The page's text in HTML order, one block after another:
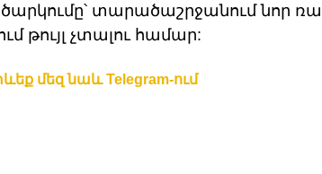
տարածաշրջանում նոր
թույլ չտալու համար:
մեզ նաև Telegram-ում